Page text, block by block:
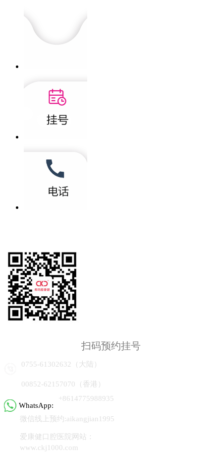
扫码预约挂号
0755-61302632（大陆）
00852-62157070（香港）
WhatsApp:
+8614775988935
微信线上预约:aikangjian1995
爱康健口腔医院网站：
www.ckj1000.com